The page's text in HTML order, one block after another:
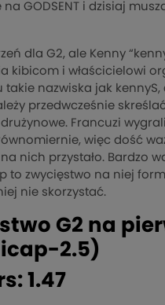
GODSENT i dzisiaj
dla G2, ale Kenny
kibicom i właścicielowi
nazwiska jak
przedwcześnie
Francuzi wygrali
więc dość
nich przystało. Bardzo
to zwycięstwo na niej
nie skorzystać.
G2 na
2.5)
1.47